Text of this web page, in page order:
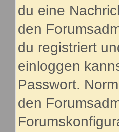
du eine
den
du registriert
einloggen
Passwort.
den